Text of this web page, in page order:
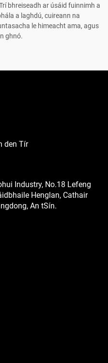
bhreiseadh ar úsáid fuinnimh a
a laghdú, cuireann na
le himeacht ama, agus
ghnó.
den Tír
Industry, No.18 Lefeng
Henglan, Cathair
An tSín.